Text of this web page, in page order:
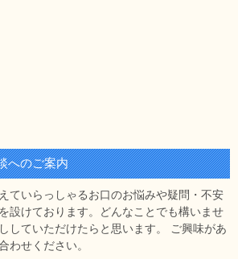
へのご案内
ていらっしゃるお口のお悩みや疑問・不安
設けております。どんなことでも構いませ
していただけたらと思います。 ご興味があ
わせください。